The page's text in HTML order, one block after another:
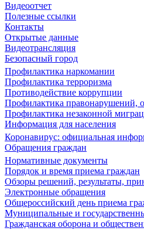
Видеоотчет
Полезные ссылки
Контакты
Открытые данные
Видеотрансляция
Безопасный город
Профилактика наркомании
Профилактика терроризма
Противодействие коррупции
Профилактика правонарушений,
Профилактика незаконной
Информация для населения
Коронавирус: официальная
Обращения граждан
Нормативные документы
Порядок и время приема граждан
Обзоры решений, результаты,
Электронные обращения
Общероссийский день приема
Муниципальные и
Гражданская оборона и